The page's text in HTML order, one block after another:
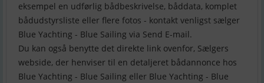
eksempel en udførlig bådbeskrivelse, båddata, komplet
bådudstyrsliste eller flere fotos - kontakt venligst sælger
Blue Yachting - Blue Sailing via Send E-mail.
Du kan også benytte det direkte link ovenfor, Sælgers
webside, der henviser til en detaljeret bådannonce hos
Blue Yachting - Blue Sailing eller Blue Yachting - Blue